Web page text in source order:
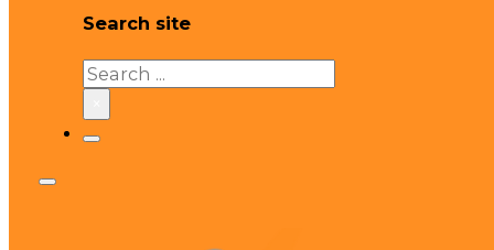
Search site
Search